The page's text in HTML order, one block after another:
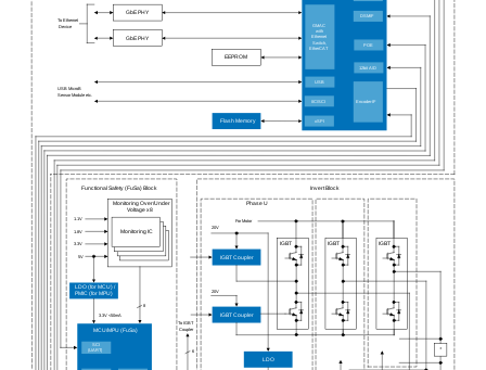
11pt text
Phase U
GbE PHY
GbE PHY
EEPROM
Flash Memory
Functional Safety (FuSa) Block
Monitoring Over/Under
Voltage x8
Monitoring IC
LDO (for MCU) /
PMIC (for MPU)
IGBT Coupler
IGBT Coupler
IGBT
Invert Block
LDO
*
IGBT IGBT
To Ethernet
Device
USB MicroB
Sensor Module etc.
1.1V
8
3.3V <50mA
1.8V
3.3V
5V
To IGBT
Coupler
For Motor
20V
20V
6
GMAC
with
Ethernet
Switch,
EtherCAT
USB
IIC/SCI
xSPI
DSMIF
POE
12bit A/D
Encoder-IF
MCU/MPU (FuSa)
SCI
(UART)